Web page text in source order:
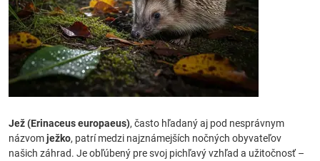
Jež (Erinaceus europaeus), často hľadaný aj pod nesprávnym
názvomježko, patrí medzi najznámejších nočných obyvateľov
našich záhrad. Je obľúbený pre svoj pichľavý vzhľad a užitočnosť –